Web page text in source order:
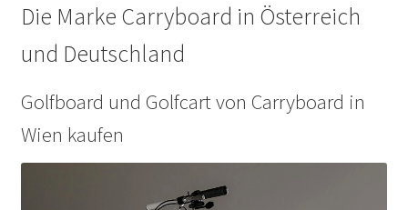
Die Marke Carryboard in Österreich
und Deutschland
Golfboard und Golfcart von Carryboard in
Wien kaufen